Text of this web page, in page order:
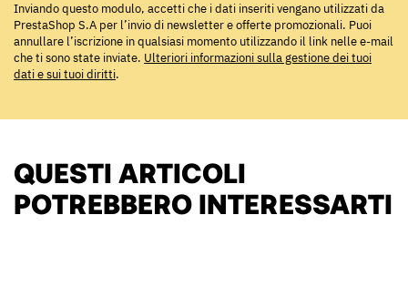
Inviando questo modulo, accetti che i dati inseriti vengano utilizzati da
PrestaShop S.A per l’invio di newsletter e offerte promozionali. Puoi
annullare l’iscrizione in qualsiasi momento utilizzando il link nelle e-mail
che ti sono state inviate. Ulteriori informazioni sulla gestione dei tuoi
dati e sui tuoi diritti.
QUESTI ARTICOLI
POTREBBERO INTERESSARTI